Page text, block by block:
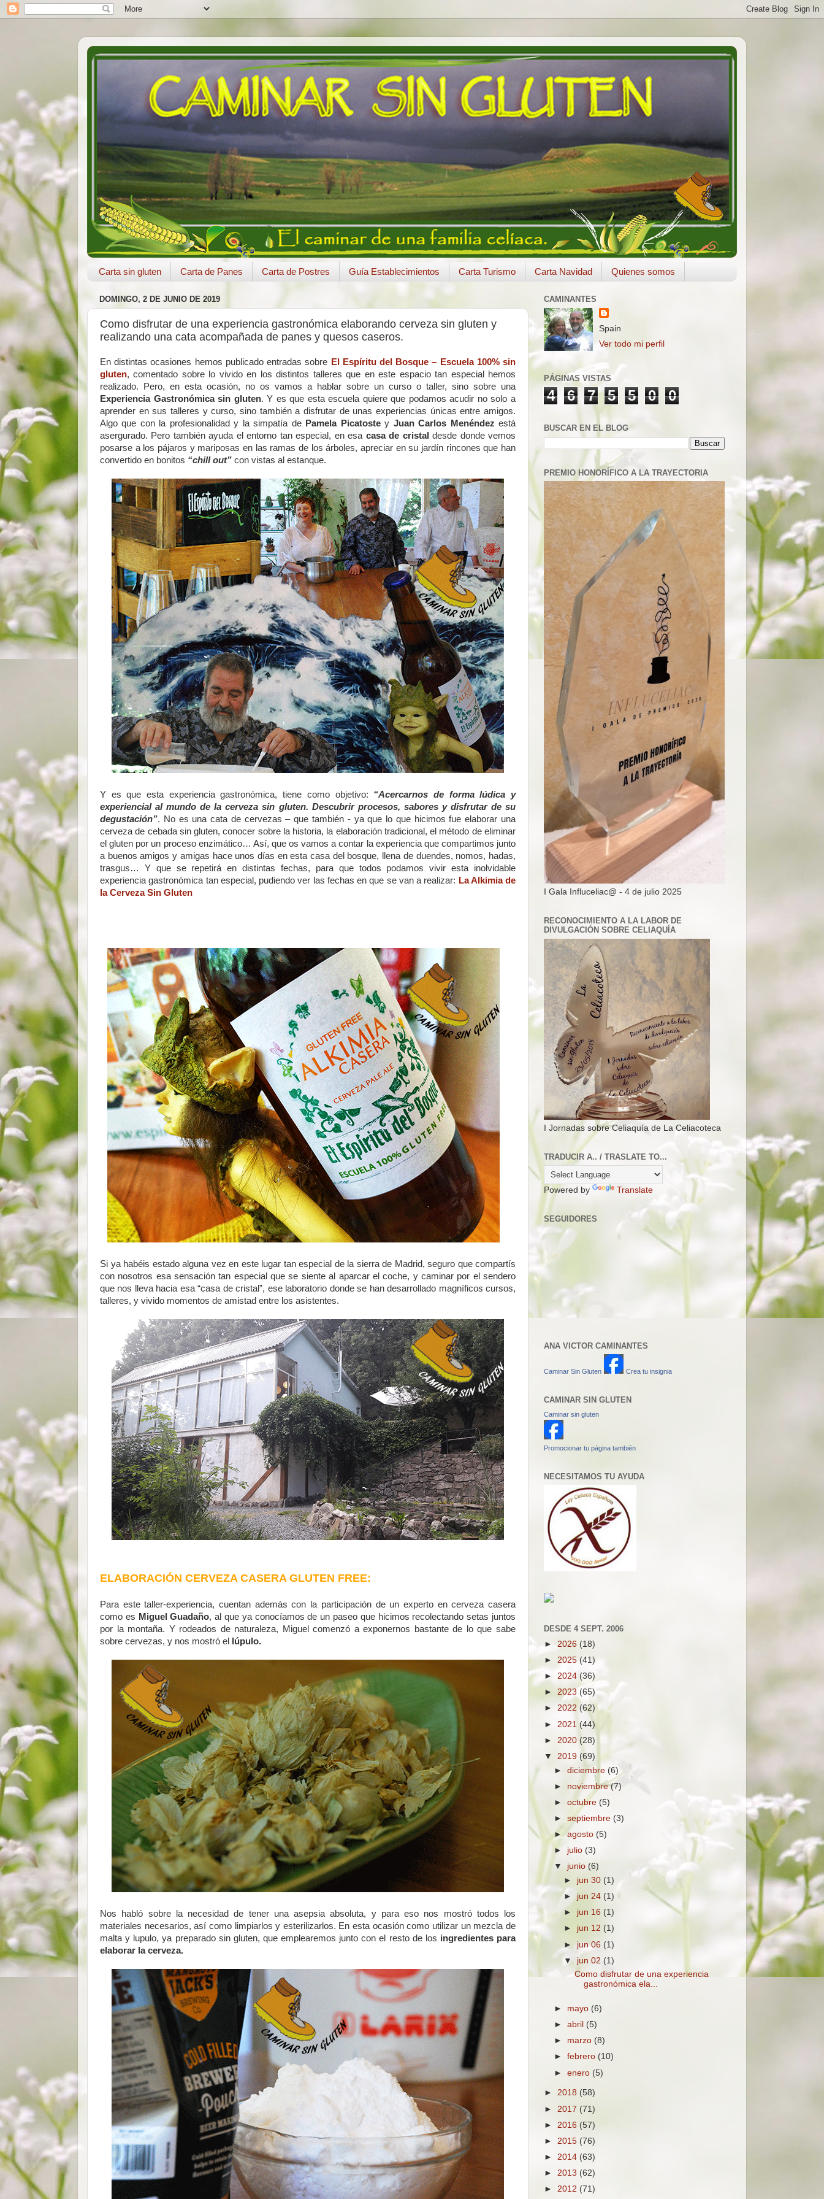
Carta sin gluten Carta de Panes Carta de Postres Guía Establecimientos Carta Turismo Carta Navidad Quienes somos
DOMINGO, 2 DE JUNIO DE 2019
Como disfrutar de una experiencia gastronómica elaborando cerveza sin gluten y
realizando una cata acompañada de panes y quesos caseros.
En distintas ocasiones hemos publicado entradas sobre El Espíritu del Bosque – Escuela 100% sin
gluten, comentado sobre lo vivido en los distintos talleres que en este espacio tan especial hemos
realizado. Pero, en esta ocasión, no os vamos a hablar sobre un curso o taller, sino sobre una
Experiencia Gastronómica sin gluten. Y es que esta escuela quiere que podamos acudir no solo a
aprender en sus talleres y curso, sino también a disfrutar de unas experiencias únicas entre amigos.
Algo que con la profesionalidad y la simpatía de Pamela Picatostey Juan Carlos Menéndez está
asergurado. Pero también ayuda el entorno tan especial, en esa casa de cristal desde donde vemos
posarse a los pájaros y mariposas en las ramas de los árboles, apreciar en su jardín rincones que han
convertido en bonitos “chill out” con vistas al estanque.
Y es que esta experiencia gastronómica, tiene como objetivo: “Acercarnos de forma lúdica y
experiencial al mundo de la cerveza sin gluten. Descubrir procesos, sabores y disfrutar de su
degustación”. No es una cata de cervezas – que también - ya que lo que hicimos fue elaborar una
cerveza de cebada sin gluten, conocer sobre la historia, la elaboración tradicional, el método de eliminar
el gluten por un proceso enzimático… Así, que os vamos a contar la experiencia que compartimos junto
a buenos amigos y amigas hace unos días en esta casa del bosque, llena de duendes, nomos, hadas,
trasgus… Y que se repetirá en distintas fechas, para que todos podamos vivir esta inolvidable
experiencia gastronómica tan especial, pudiendo ver las fechas en que se van a realizar: La Alkimia de
la Cerveza Sin Gluten
Si ya habéis estado alguna vez en este lugar tan especial de la sierra de Madrid, seguro que compartís
con nosotros esa sensación tan especial que se siente al aparcar el coche, y caminar por el sendero
que nos lleva hacia esa “casa de cristal”, ese laboratorio donde se han desarrollado magníficos cursos,
talleres, y vivido momentos de amistad entre los asistentes.
ELABORACIÓN CERVEZA CASERA GLUTEN FREE:
Para este taller-experiencia, cuentan además con la participación de un experto en cerveza casera
como es Miguel Guadaño, al que ya conocíamos de un paseo que hicimos recolectando setas juntos
por la montaña. Y rodeados de naturaleza, Miguel comenzó a exponernos bastante de lo que sabe
sobre cervezas, y nos mostró el
lúpulo.
Nos habló sobre la necesidad de tener una asepsia absoluta, y para eso nos mostró todos los
materiales necesarios, así como limpiarlos y esterilizarlos. En esta ocasión como utilizar un mezcla de
malta y lupulo, ya preparado sin gluten, que emplearemos junto con el resto de los ingredientes para
elaborar la cerveza.
CAMINANTES
Spain
Ver todo mi perfil
PÁGINAS VISTAS
4 6 7 5 5 0 0
BUSCAR EN EL BLOG
PREMIO HONORÍFICO A LA TRAYECTORIA
I Gala Influceliac@ - 4 de julio 2025
RECONOCIMIENTO A LA LABOR DE
DIVULGACIÓN SOBRE CELIAQUÍA
I Jornadas sobre Celiaquía de La Celiacoteca
TRADUCIR A.. / TRASLATE TO...
Powered by Translate
SEGUIDORES
ANA VICTOR CAMINANTES
Caminar Sin Gluten Crea tu insignia
CAMINAR SIN GLUTEN
Caminar sin gluten
Promocionar tu página también
NECESITAMOS TU AYUDA
DESDE 4 SEPT. 2006
► 2026 (18)
► 2025 (41)
► 2024 (36)
► 2023 (65)
► 2022 (62)
► 2021 (44)
► 2020 (28)
▼ 2019 (69)
►diciembre (6)
► noviembre(7)
►octubre (5)
►septiembre (3)
►agosto (5)
► julio (3)
▼ junio (6)
► jun 30 (1)
►jun 24 (1)
► jun 16 (1)
► jun 12 (1)
►jun 06 (1)
▼ jun 02(1)
Como disfrutar de una experiencia
gastronómica ela...
► mayo (6)
►abril (5)
► marzo (8)
►febrero (10)
►enero (5)
► 2018 (58)
► 2017 (71)
► 2016 (57)
► 2015 (76)
► 2014 (63)
► 2013 (62)
► 2012 (71)